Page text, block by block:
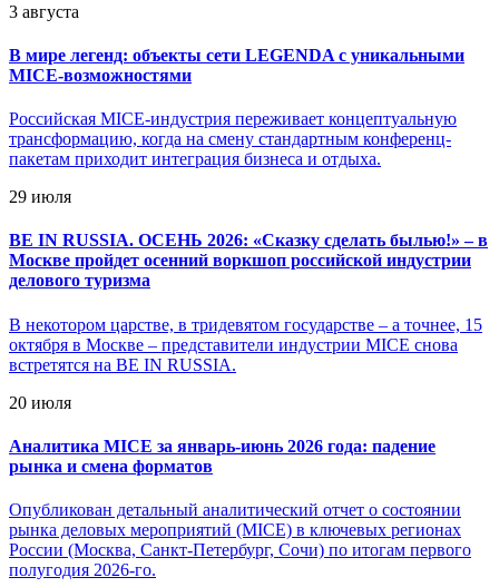
3 августа
В мире легенд: объекты сети LEGENDA с уникальными
MICE-возможностями
Российская MICE-индустрия переживает концептуальную
трансформацию, когда на смену стандартным конференц-
пакетам приходит интеграция бизнеса и отдыха.
29 июля
BE IN RUSSIA. ОСЕНЬ 2026: «Сказку сделать былью!» – в
Москве пройдет осенний воркшоп российской индустрии
делового туризма
В некотором царстве, в тридевятом государстве – а точнее, 15
октября в Москве – представители индустрии MICE снова
встретятся на BE IN RUSSIA.
20 июля
Аналитика MICE за январь-июнь 2026 года: падение
рынка и смена форматов
Опубликован детальный аналитический отчет о состоянии
рынка деловых мероприятий (MICE) в ключевых регионах
России (Москва, Санкт-Петербург, Сочи) по итогам первого
полугодия 2026-го.